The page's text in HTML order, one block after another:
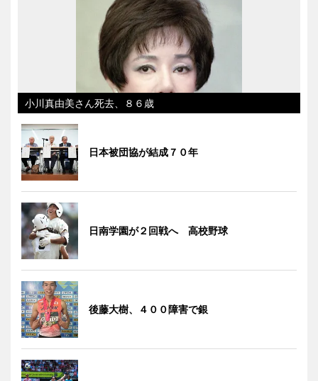
小川真由美さん死去、８６歳
日本被団協が結成７０年
日南学園が２回戦へ 高校野球
後藤大樹、４００障害で銀